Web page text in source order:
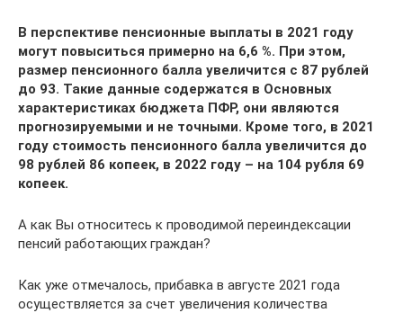
В перспективе пенсионные выплаты в 2021 году
могут повыситься примерно на 6,6 %. При этом,
размер пенсионного балла увеличится с 87 рублей
до 93. Такие данные содержатся в Основных
характеристиках бюджета ПФР, они являются
прогнозируемыми и не точными. Кроме того, в 2021
году стоимость пенсионного балла увеличится до
98 рублей 86 копеек, в 2022 году – на 104 рубля 69
копеек.
А как Вы относитесь к проводимой переиндексации
пенсий работающих граждан?
Как уже отмечалось, прибавка в августе 2021 года
осуществляется за счет увеличения количества